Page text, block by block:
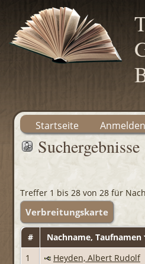
Startseite Anmelden
Suchergebnisse
Treffer 1 bis 28 von 28 für
Verbreitungskarte
# Nachname, Taufnamen
1
Heyden, Albert Rudolf